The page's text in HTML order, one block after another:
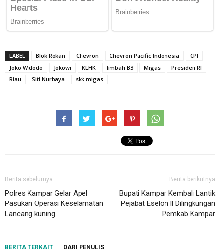
LABEL Blok Rokan Chevron Chevron Pacific Indonesia
CPI
Joko Widodo
Jokowi KLHK limbah B3 Migas
Presiden RI
Riau
Siti Nurbaya skk migas
Berita sebelumya
Polres Kampar Gelar Apel
Pasukan Operasi Keselamatan
Lancang kuning
Berita berikutnya
Bupati Kampar Kembali Lantik
Pejabat Eselon ll Dilingkungan
Pemkab Kampar
BERITA TERKAIT DARI PENULIS